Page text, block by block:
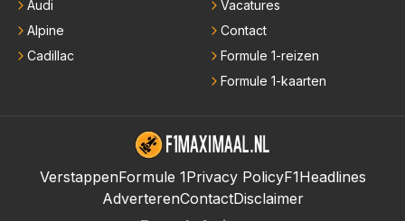
Audi
Alpine
Cadillac
Vacatures
Contact
Formule 1-reizen
Formule 1-kaarten
VerstappenFormule 1Privacy PolicyF1Headlines
AdverterenContactDisclaimer